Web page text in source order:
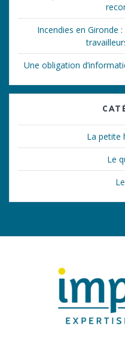
Incendies en Gironde
Une obligation
La petite
Le